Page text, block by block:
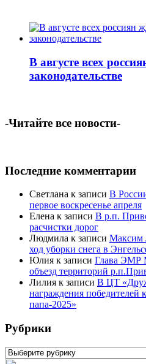
В августе всех
законодательстве
-Читайте все новости-
Последние комментарии
Светлана к записи В
первое воскресенье апреля
Елена к записи В р.п.
расчистки дорог
Людмила к записи Максим
ход уборки снега в
Юлия к записи Глава ЭМР
объезд территорий
Лилия к записи В ЦТ
награждения
папа-2025»
Рубрики
Рубрики